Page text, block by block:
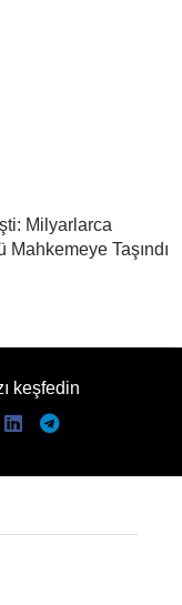
Milyarlarca
Taşındı
keşfedin